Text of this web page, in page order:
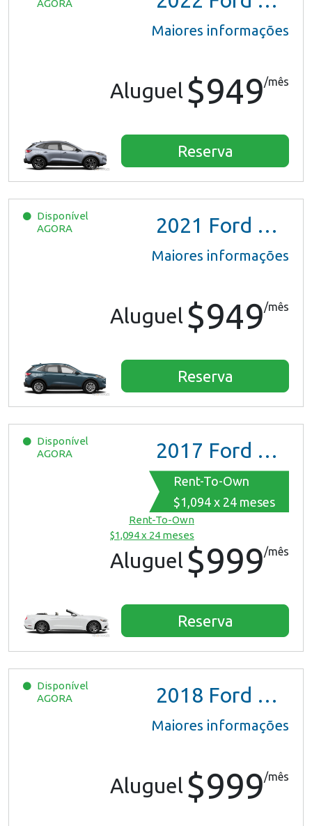
AGORA
Maiores informações
Aluguel $949/mês
Reserva
Disponível
AGORA
2021 Ford Escape SE Hybrid
Maiores informações
Aluguel $949/mês
Reserva
Disponível
AGORA
2017 Ford Mustang
Rent-To-Own
$1,094 x 24 meses
Rent-To-Own
$1,094 x 24 meses
Aluguel $999/mês
Reserva
Disponível
AGORA
2018 Ford Mustang
Maiores informações
Aluguel $999/mês